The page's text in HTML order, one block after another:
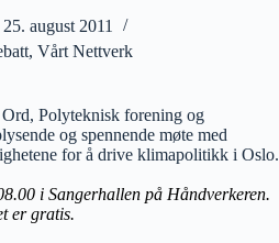
25. august 2011
, Vårt Nettverk
Polyteknisk forening og
og spennende møte med
for å drive klimapolitikk i Oslo.
i Sangerhallen på Håndverkeren.
er gratis.